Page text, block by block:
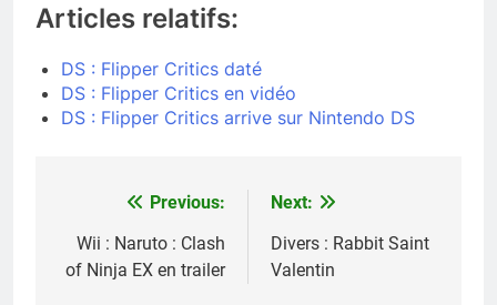
Articles relatifs:
DS : Flipper Critics daté
DS : Flipper Critics en vidéo
DS : Flipper Critics arrive sur Nintendo DS
Navigation
de
l’article
Previous:
Wii : Naruto : Clash
of Ninja EX en trailer
Next:
Divers : Rabbit Saint
Valentin